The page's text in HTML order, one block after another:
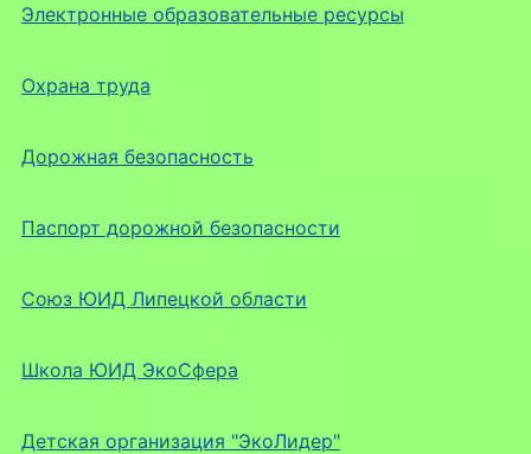
Электронные образовательные ресурсы
Охрана труда
Дорожная безопасность
Паспорт дорожной безопасности
Союз ЮИД Липецкой области
Школа ЮИД ЭкоСфера
Детская организация "ЭкоЛидер"